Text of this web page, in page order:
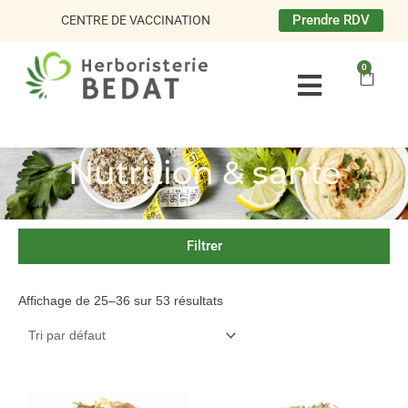
CENTRE DE VACCINATION Prendre RDV
0
Nutrition & santé
Filtrer
Affichage de 25–36 sur 53 résultats